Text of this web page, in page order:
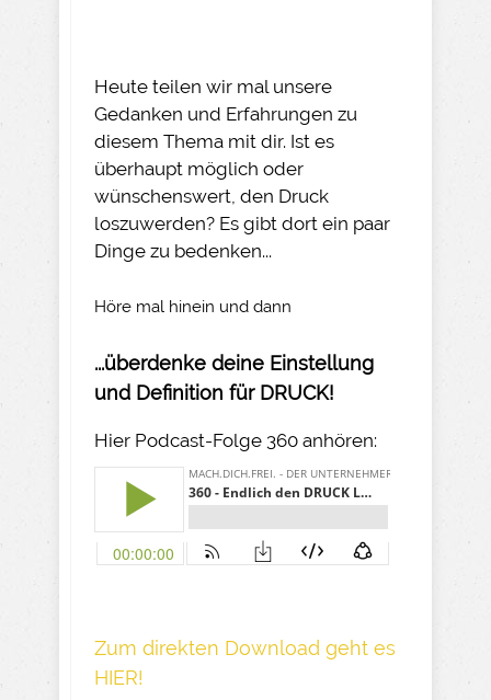
Heute teilen wir mal unsere
Gedanken und Erfahrungen zu
diesem Thema mit dir. Ist es
überhaupt möglich oder
wünschenswert, den Druck
loszuwerden? Es gibt dort ein paar
Dinge zu bedenken...
Höre mal hinein und dann
...überdenke deine Einstellung
und Definition für DRUCK!
Hier Podcast-Folge 360 anhören:
Z um direkte n Download geh t es
HIER!